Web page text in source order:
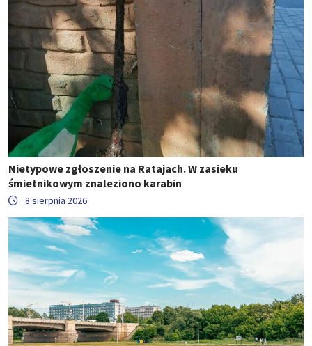
Nietypowe zgłoszenie na Ratajach. W zasieku
śmietnikowym znaleziono karabin
8 sierpnia 2026